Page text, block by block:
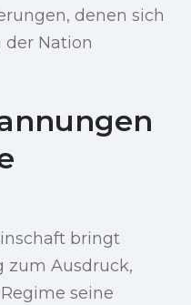
denen sich
Nation
bringt
zum Ausdruck,
seine